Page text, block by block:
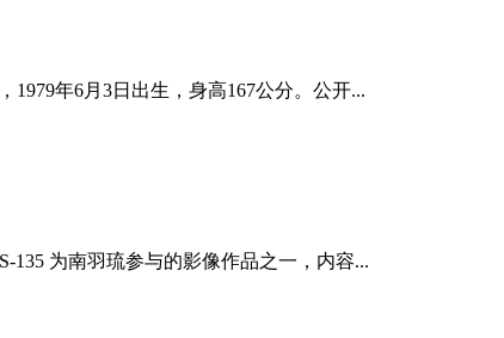
年6月3日出生，身高167公分。公开...
135 为南羽琉参与的影像作品之一，内容...